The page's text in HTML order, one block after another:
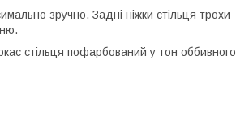
зручно. Задні ніжки стільця трохи
стільця пофарбований у тон оббивного